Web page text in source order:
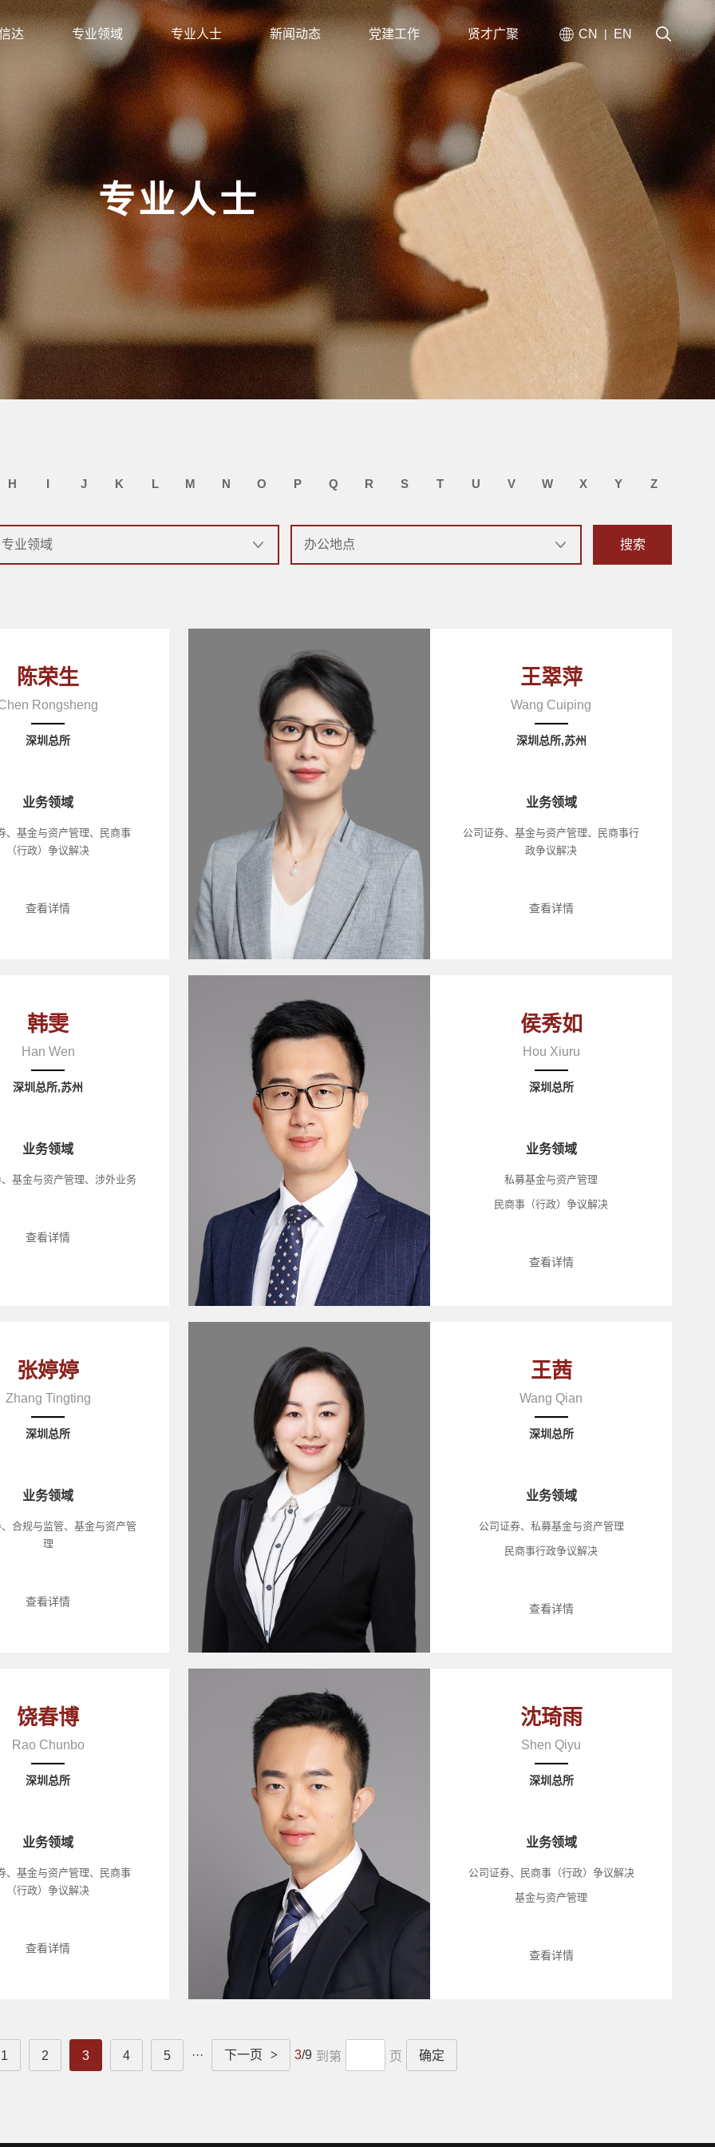
达 专业领域 专业人士 新闻动态 党建工作 贤才广聚 CN |EN
专业人士
H I J K L M N O P Q R S T U V W X Y Z
搜索
陈荣生
Rongsheng
深圳总所
业务领域
、基金与资产管理、民商事
（行政）争议解决
查看详情
王翠萍
Wang Cuiping
深圳总所,苏州
业务领域
公司证券、基金与资产管理、民商事行
政争议解决
查看详情
韩雯
Han Wen
深圳总所,苏州
业务领域
基金与资产管理、涉外业务
查看详情
侯秀如
Hou Xiuru
深圳总所
业务领域
私募基金与资产管理
民商事（行政）争议解决
查看详情
张婷婷
Zhang Tingting
深圳总所
业务领域
合规与监管、基金与资产管
理
查看详情
王茜
Wang Qian
深圳总所
业务领域
公司证券、私募基金与资产管理
民商事行政争议解决
查看详情
饶春博
Rao Chunbo
深圳总所
业务领域
、基金与资产管理、民商事
（行政）争议解决
查看详情
沈琦雨
Shen Qiyu
深圳总所
业务领域
公司证券、民商事（行政）争议解决
基金与资产管理
查看详情
1 2 3 4 5 ··· 下一页 > 3/9 到第 页 确定